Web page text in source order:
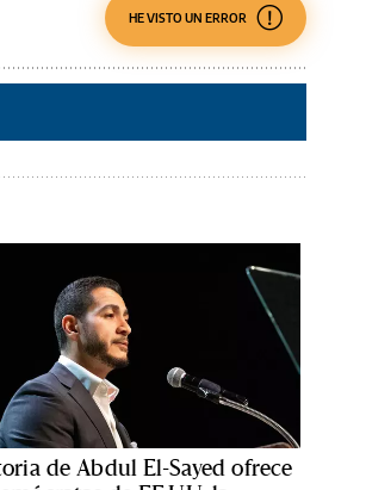
HE VISTO UN ERROR
de Abdul El-Sayed ofrece